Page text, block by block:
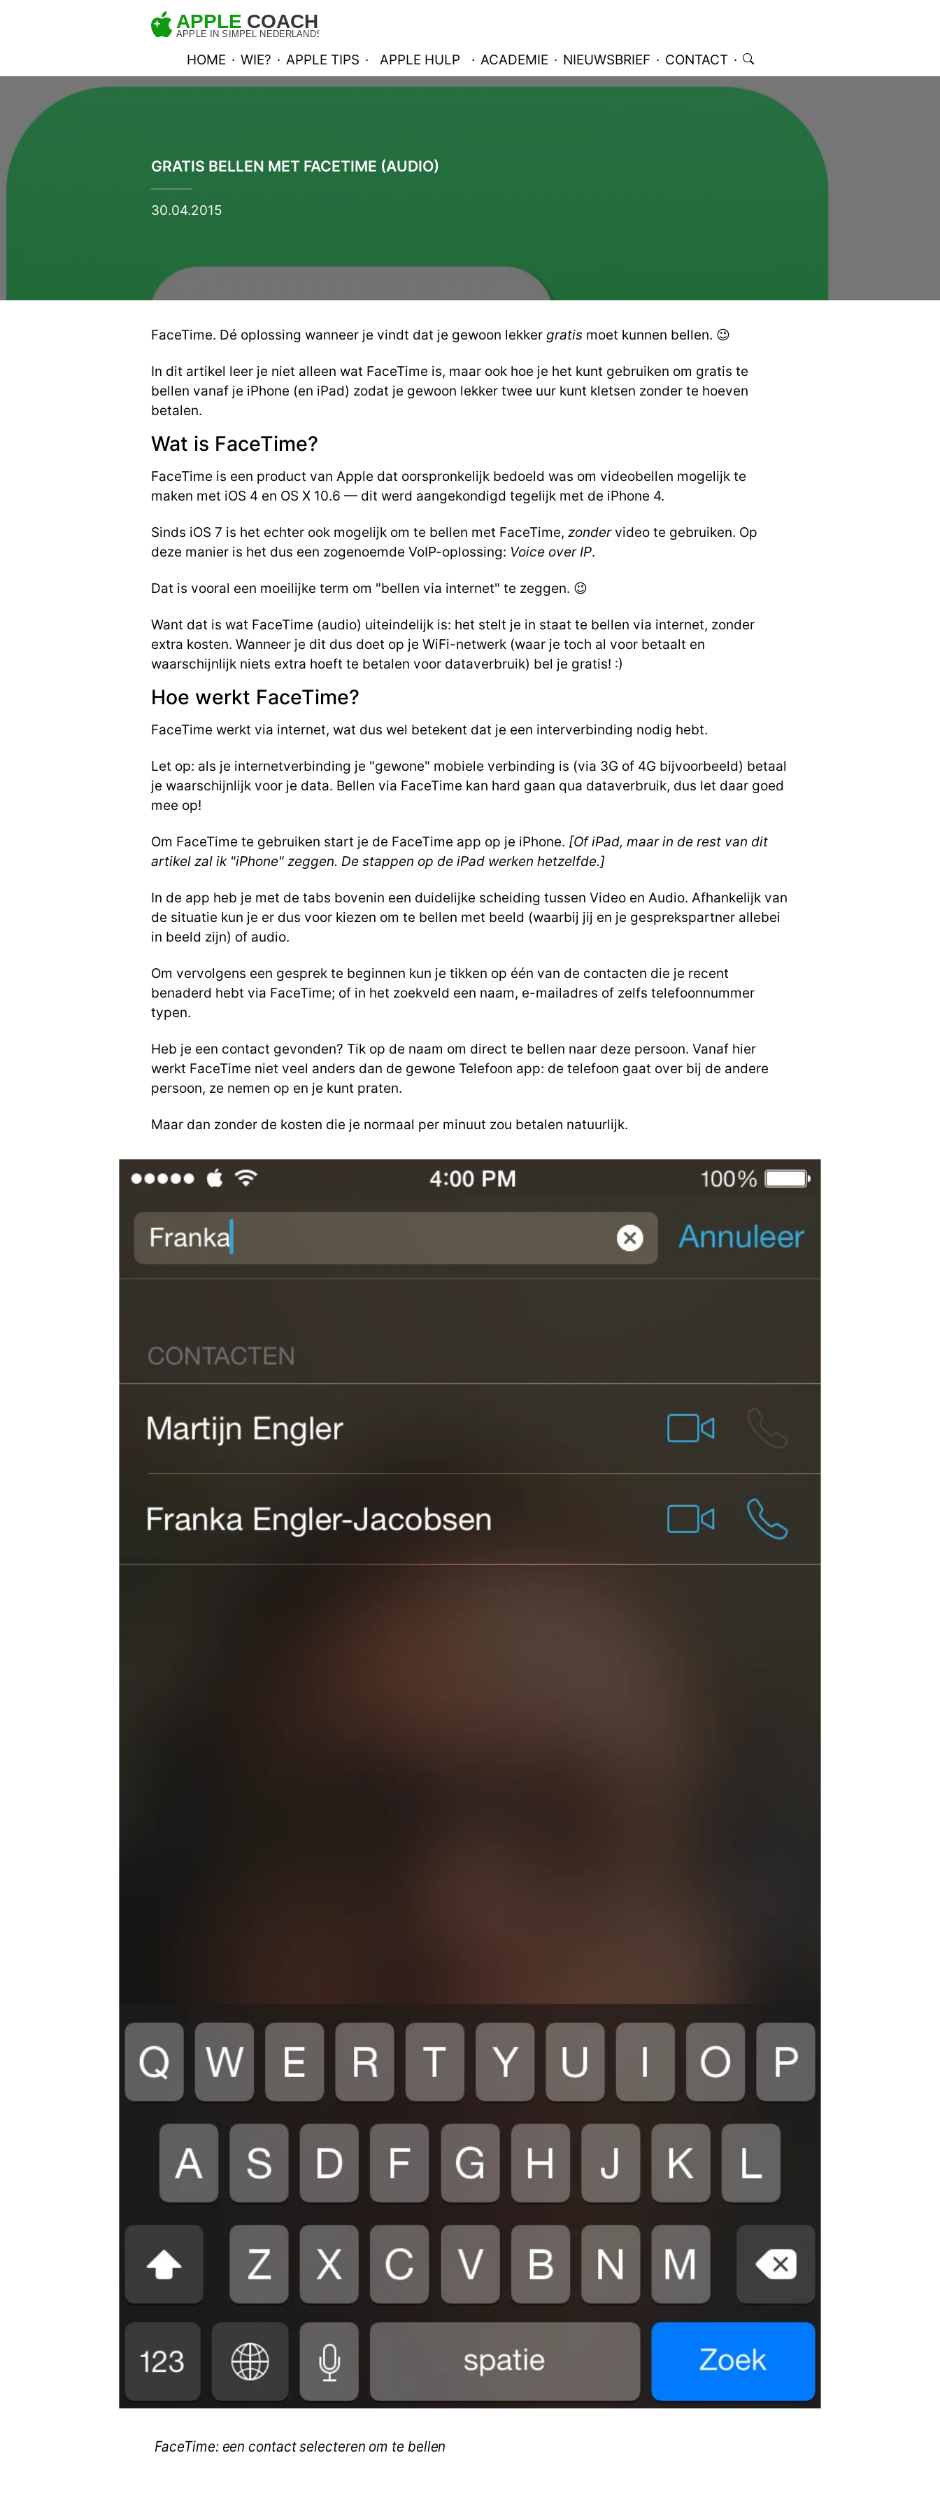
HOME · WIE? · APPLE TIPS · APPLE HULP · ACADEMIE · NIEUWSBRIEF · CONTACT ·
GRATIS BELLEN MET FACETIME (AUDIO)
30.04.2015
FaceTime. Dé oplossing wanneer je vindt dat je gewoon lekker gratis moet kunnen bellen. 😉
In dit artikel leer je niet alleen wat FaceTime is, maar ook hoe je het kunt gebruiken om gratis te
bellen vanaf je iPhone (en iPad) zodat je gewoon lekker twee uur kunt kletsen zonder te hoeven
betalen.
Wat is FaceTime?
FaceTime is een product van Apple dat oorspronkelijk bedoeld was om videobellen mogelijk te
maken met iOS 4 en OS X 10.6 — dit werd aangekondigd tegelijk met de iPhone 4.
Sinds iOS 7 is het echter ook mogelijk om te bellen met FaceTime, zondervideo te gebruiken. Op
deze manier is het dus een zogenoemde VoIP-oplossing: Voice over IP.
Dat is vooral een moeilijke term om "bellen via internet" te zeggen. 😉
Want dat is wat FaceTime (audio) uiteindelijk is: het stelt je in staat te bellen via internet, zonder
extra kosten. Wanneer je dit dus doet op je WiFi-netwerk (waar je toch al voor betaalt en
waarschijnlijk niets extra hoeft te betalen voor dataverbruik) bel je gratis! :)
Hoe werkt FaceTime?
FaceTime werkt via internet, wat dus wel betekent dat je een interverbinding nodig hebt.
Let op: als je internetverbinding je "gewone" mobiele verbinding is (via 3G of 4G bijvoorbeeld) betaal
je waarschijnlijk voor je data. Bellen via FaceTime kan hard gaan qua dataverbruik, dus let daar goed
mee op!
Om FaceTime te gebruiken start je de FaceTime app op je iPhone. [Of iPad, maar in de rest van dit
artikel zal ik "iPhone" zeggen. De stappen op de iPad werken hetzelfde.]
In de app heb je met de tabs bovenin een duidelijke scheiding tussen Video en Audio. Afhankelijk van
de situatie kun je er dus voor kiezen om te bellen met beeld (waarbij jij en je gesprekspartner allebei
in beeld zijn) of audio.
Om vervolgens een gesprek te beginnen kun je tikken op één van de contacten die je recent
benaderd hebt via FaceTime; of in het zoekveld een naam, e-mailadres of zelfs telefoonnummer
typen.
Heb je een contact gevonden? Tik op de naam om direct te bellen naar deze persoon. Vanaf hier
werkt FaceTime niet veel anders dan de gewone Telefoon app: de telefoon gaat over bij de andere
persoon, ze nemen op en je kunt praten.
Maar dan zonder de kosten die je normaal per minuut zou betalen natuurlijk.
FaceTime: een contact selecteren om te bellen